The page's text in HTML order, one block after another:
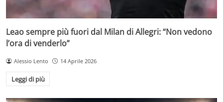
Leao sempre più fuori dal Milan di Allegri: “Non vedono
l’ora di venderlo”
Alessio Lento 14 Aprile 2026
Leggi di più